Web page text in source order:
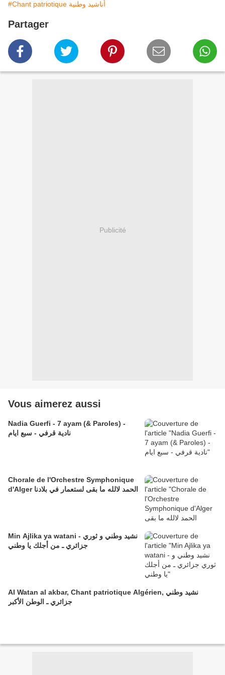
#Chant patriotique أناشيد وطنية
Partager
Publicité
Vous aimerez aussi
Nadia Guerfi - 7 ayam (& Paroles) -
نادية قرفي - سبع ايام
Chorale de l'Orchestre Symphonique
d'Alger الحمد لالله ما بقى لستعمار في بلادنا
Min Ajlika ya watani - نشيد وطني و ثوري
جزائري ـ من أجلك يا وطني
Al Watan al akbar, Chant patriotique Algérien, نشيد وطني
جزائري ـ الوطن الأكبر